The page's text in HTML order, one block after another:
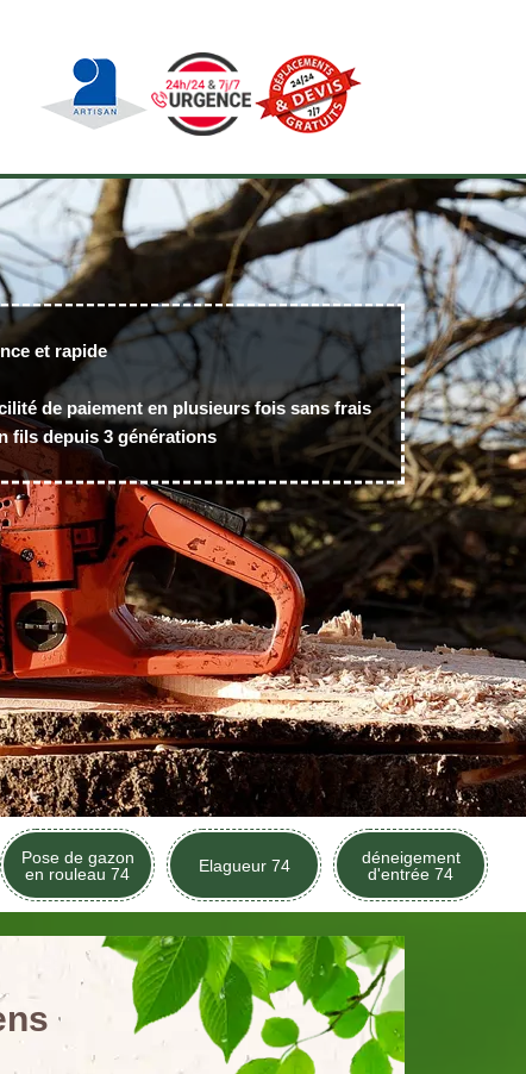
et rapide
de paiement en plusieurs fois sans frais
fils depuis 3 générations
Pose de gazon
en rouleau 74
Elagueur 74
déneigement
d'entrée 74